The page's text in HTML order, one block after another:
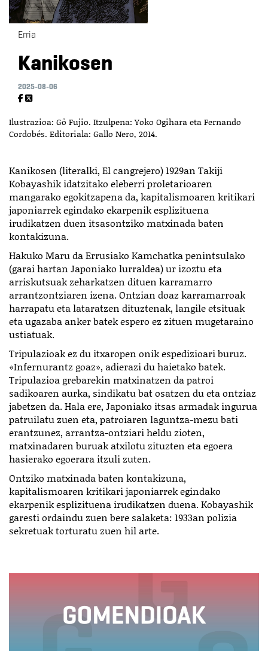
Erria
Kanikosen
2025-08-06
Ilustrazioa: Gô Fujio. Itzulpena: Yoko Ogihara eta Fernando
Cordobés. Editoriala: Gallo Nero, 2014.
Kanikosen (literalki, El cangrejero) 1929an Takiji
Kobayashik idatzitako eleberri proletarioaren
mangarako egokitzapena da, kapitalismoaren kritikari
japoniarrek egindako ekarpenik esplizituena
irudikatzen duen itsasontziko matxinada baten
kontakizuna.
Hakuko Maru da Errusiako Kamchatka penintsulako
(garai hartan Japoniako lurraldea) ur izoztu eta
arriskutsuak zeharkatzen dituen karramarro
arrantzontziaren izena. Ontzian doaz karramarroak
harrapatu eta lataratzen dituztenak, langile etsituak
eta ugazaba anker batek espero ez zituen mugetaraino
ustiatuak.
Tripulazioak ez du itxaropen onik espedizioari buruz.
«Infernurantz goaz», adierazi du haietako batek.
Tripulazioa grebarekin matxinatzen da patroi
sadikoaren aurka, sindikatu bat osatzen du eta ontziaz
jabetzen da. Hala ere, Japoniako itsas armadak ingurua
patruilatu zuen eta, patroiaren laguntza-mezu bati
erantzunez, arrantza-ontziari heldu zioten,
matxinadaren buruak atxilotu zituzten eta egoera
hasierako egoerara itzuli zuten.
Ontziko matxinada baten kontakizuna,
kapitalismoaren kritikari japoniarrek egindako
ekarpenik esplizituena irudikatzen duena. Kobayashik
garesti ordaindu zuen bere salaketa: 1933an polizia
sekretuak torturatu zuen hil arte.